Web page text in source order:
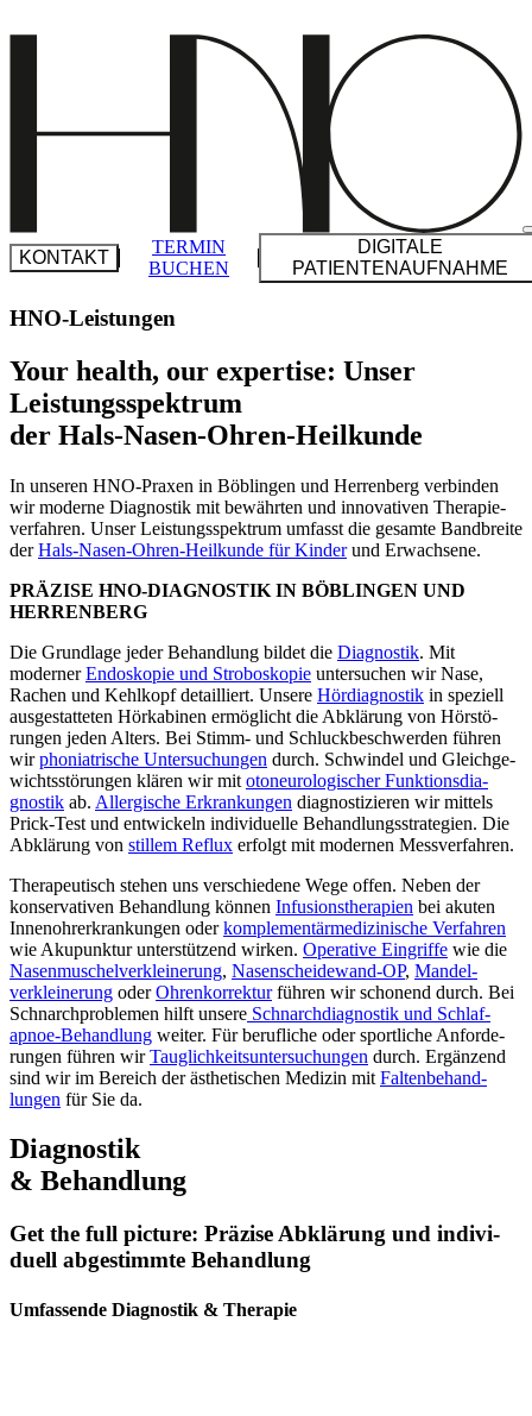
KONTAKT
BÖBLINGEN
T 07031 221100
F07031 226525
ROUTENPLANER
ÖFFNUNGSZEITEN
TAG ÖFFNUNGSZEITEN
MONTAG
MITTWOCH
8.00–11.30 UHR
DONNERSTAG
8.00–11.00 UHR | 15.00–17.00 UHR
FREITAG
8.00–11.30 UHR
HERRENBERG
BAHNHOF­STRASSE 17
71083 HERRENBERG
T07032 24288
ROUTENPLANER
ÖFFNUNGSZEITEN
TAG ÖFFNUNGSZEITEN
MONTAG
GESCHLOSSEN
DIENSTAG
8.00–11.00 UHR | 15.00–17.00 UHR
MITTWOCH
8.00–11:30 UHR
DONNERSTAG
8.00–14:30 UHR
FREITAG
8.00–12.00 UHR
TERMIN
BUCHEN
DIGITALE
PATIENTENAUFNAHME
HNO-Leistungen
Your health, our expertise: Unser
Leistungs­spektrum
der Hals-Nasen-Ohren-Heilkunde
In unseren HNO-Praxen in Böblingen und Herrenberg verbinden
wir moderne Diagnostik mit bewährten und innova­tiven Thera­pie­
ver­fahren. Unser Leistungs­spektrum umfasst die gesamte Bandbreite
derHals-Nasen-Ohren-Heilkunde für Kinderund Erwachsene.
PRÄZISE HNO-DIAGNOSTIK IN BÖBLINGEN UND
HERRENBERG
Die Grundlage jeder Behandlung bildet die Diagnostik. Mit
modernerEndoskopie und Stroboskopie unter­suchen wir Nase,
Rachen und Kehlkopf detail­liert. Unsere Hördiagnostik in speziell
ausge­stat­teten Hörka­binen ermög­licht die Abklärung von Hörstö­
rungen jeden Alters. Bei Stimm- und Schluck­be­schwerden führen
wirphonia­trische Unter­su­chungen durch. Schwindel und Gleich­ge­
wichts­stö­rungen klären wir mit otoneu­ro­lo­gi­scher Funkti­ons­dia­
gnostik ab. Aller­gische Erkran­kungen diagnos­ti­zieren wir mittels
Prick-Test und entwi­ckeln indivi­duelle Behand­lungs­stra­tegien. Die
Abklärung von stillem Reflux erfolgt mit modernen Messver­fahren.
Thera­peu­tisch stehen uns verschiedene Wege offen. Neben der
konser­va­tiven Behandlung können Infusions­therapien bei akuten
Innen­oh­r­er­kran­kungen oderkomple­men­tär­me­di­zi­nische Verfahren
wie Akupunktur unter­stützend wirken. Operative Eingriffe wie die
Nasen­muschel­verkleinerung, Nasen­­­schei­dewand-OP, Mandel­
verkleinerung oderOhren­korrekturführen wir schonend durch. Bei
Schnarch­pro­blemen hilft unsere Schnarch­diagnostik und Schlaf­
apnoe-Behandlung weiter. Für beruf­liche oder sport­liche Anfor­de­
rungen führen wirTauglichkeits­unter­suchungen durch. Ergänzend
sind wir im Bereich der ästhe­ti­schen Medizin mit Falten­be­hand­
lungen für Sie da.
Diagnostik
& Behandlung
Get the full picture: Präzise Abklärung und indivi­
duell abgestimmte Behandlung
Umfassende Diagnostik & Therapie